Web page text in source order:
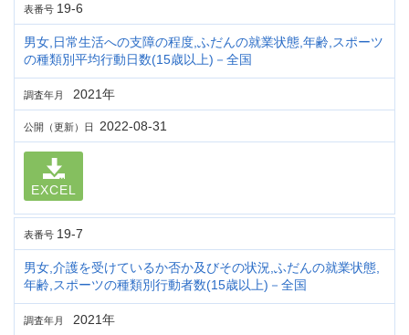
表番号 19-6
男女,日常生活への支障の程度,ふだんの就業状態,年齢,スポーツ
の種類別平均行動日数(15歳以上)－全国
調査年月 2021年
公開（更新）日 2022-08-31
EXCEL
表番号 19-7
男女,介護を受けているか否か及びその状況,ふだんの就業状態,
年齢,スポーツの種類別行動者数(15歳以上)－全国
調査年月 2021年